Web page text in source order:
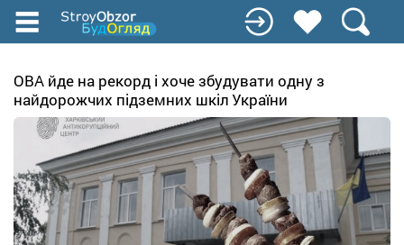
Перейти
до
вмісту
ОВА йде на рекорд і хоче збудувати одну з
найдорожчих підземних шкіл України